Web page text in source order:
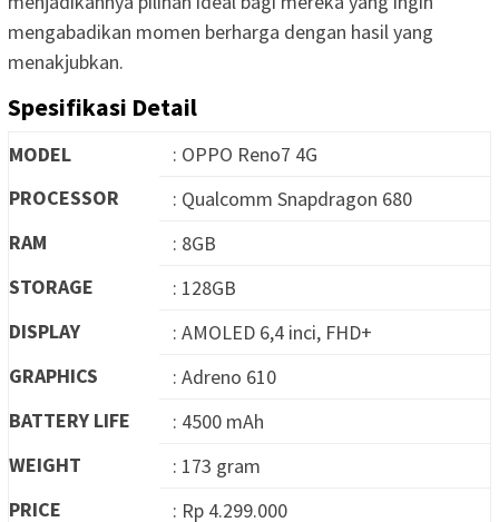
mengabadikan momen berharga dengan hasil yang
menakjubkan.
Spesifikasi Detail
MODEL
: OPPO Reno7 4G
PROCESSOR
: Qualcomm Snapdragon 680
RAM
: 8GB
STORAGE
: 128GB
DISPLAY
: AMOLED 6,4 inci, FHD+
GRAPHICS
: Adreno 610
BATTERY LIFE
: 4500 mAh
WEIGHT
: 173 gram
PRICE
: Rp 4.299.000